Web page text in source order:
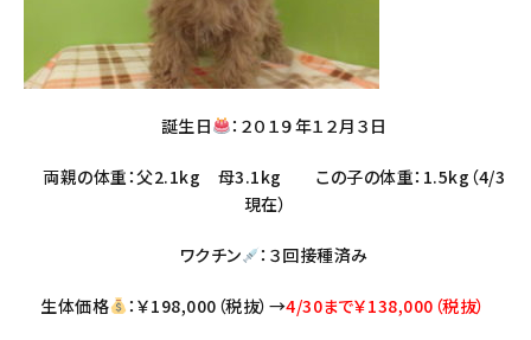
誕生日 ：２０１９年１２月３日
両親の体重：父2.1kg 母3.1kg この子の体重：1.5kg（4/3
現在）
ワクチン ：３回接種済み
生体価格 ：￥198,000（税抜）→4/30まで￥138,000（税抜）